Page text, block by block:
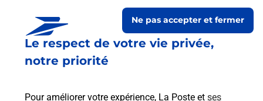
Le respect de votre vie privée,
notre priorité
Pour améliorer votre expérience, La Poste et ses
Ne pas accepter et fermer